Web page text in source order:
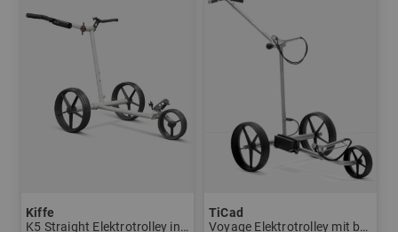
Kiffe
K5 Straight Elektrotrolley inkl. Schirmhalter
TiCad
Voyage Elektrotrolley mit belederter Drehgriffsteuerung